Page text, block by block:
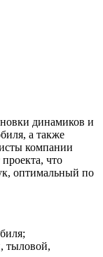
динамиков и
а также
компании
что
оптимальный по
тыловой,